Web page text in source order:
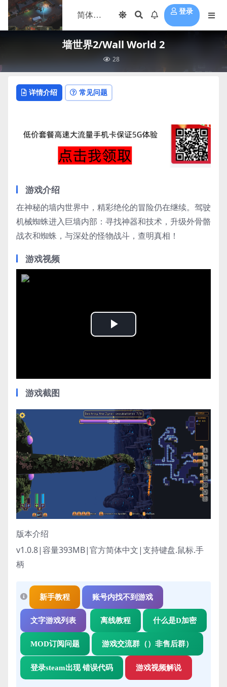
登录
墙世界2/Wall World 2
28
详情介绍 常见问题
游戏介绍
在神秘的墙内世界中，精彩绝伦的冒险仍在继续。驾驶
机械蜘蛛进入巨墙内部：寻找神器和技术，升级外骨骼
战衣和蜘蛛，与深处的怪物战斗，查明真相！
游戏视频
Play
游戏截图
版本介绍
v1.0.8|容量393MB|官方简体中文|支持键盘.鼠标.手
柄
新手教程 账号内找不到游戏
文字游戏列表 离线教程 什么是D加密
MOD订阅问题 游戏交流群（）非售后群）
登录steam出现 错误代码 游戏视频解说